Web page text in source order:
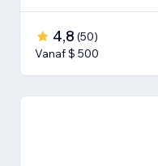
4,8 (50)
Vanaf $ 500